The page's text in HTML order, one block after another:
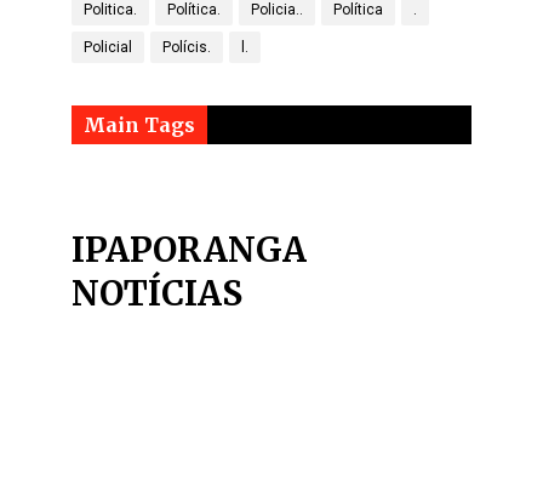
Politica. Política. Policia.. Política .
Policial Polícis. l.
Main Tags
IPAPORANGA
NOTÍCIAS